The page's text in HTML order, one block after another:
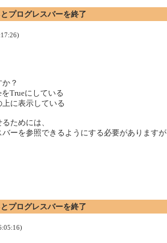
プログレスバーを終了
？
Trueにしている
上に表示している
ためには、
ーを参照できるようにする必要がありますが
プログレスバーを終了